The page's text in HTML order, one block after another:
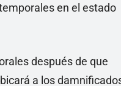
en el estado
después de que
a los